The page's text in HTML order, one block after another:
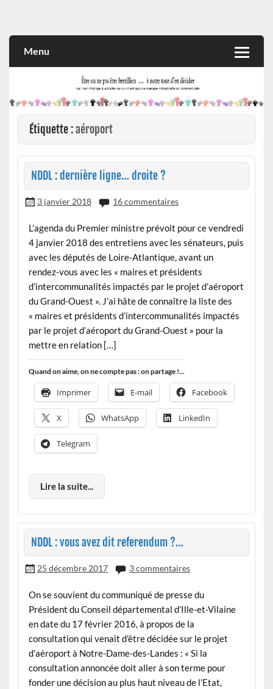
et commerciale
Menu
Étiquette :aéroport
NDDL : dernière ligne… droite ?
3 janvier 2018 16 commentaires
L’agenda du Premier ministre prévoit pour ce vendredi
4 janvier 2018 des entretiens avec les sénateurs, puis
avec les députés de Loire-Atlantique, avant un
rendez-vous avec les « maires et présidents
d’intercommunalités impactés par le projet d’aéroport
du Grand-Ouest ». J’ai hâte de connaître la liste des
« maires et présidents d’intercommunalités impactés
par le projet d’aéroport du Grand-Ouest » pour la
mettre en relation […]
Quand on aime, on ne compte pas : on partage !...
Imprimer E-mail Facebook
X WhatsApp LinkedIn
Telegram
Lire la suite...
NDDL : vous avez dit referendum ?…
25 décembre 2017 3 commentaires
On se souvient du communiqué de presse du
Président du Conseil départemental d’Ille-et-Vilaine
en date du 17 février 2016, à propos de la
consultation qui venait d’être décidée sur le projet
d’aéroport à Notre-Dame-des-Landes : « Si la
consultation annoncée doit aller à son terme pour
fonder une décision au plus haut niveau de l’Etat,